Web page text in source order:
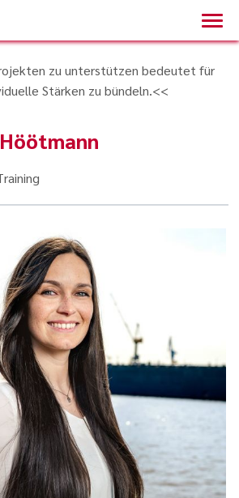
zu unterstützen bedeutet für
Stärken zu bündeln.<<